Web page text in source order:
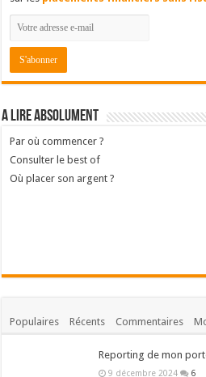
A lire absolument
Par où commencer ?
Consulter le best of
Où placer son argent ?
Populaires Récents Commentaires
Reporting de mon
9 décembre 2024 6